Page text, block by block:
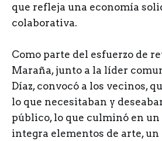
que refleja una economía
colaborativa.
Como parte del esfuerzo de
Maraña, junto a la líder
Díaz, convocó a los vecinos,
lo que necesitaban y
público, lo que culminó en un
integra elementos de arte, un